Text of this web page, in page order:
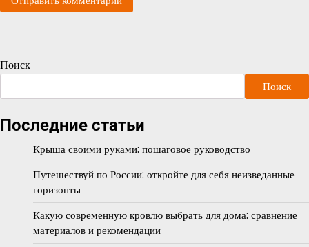
Поиск
Поиск
Последние статьи
Крыша своими руками: пошаговое руководство
Путешествуй по России: откройте для себя неизведанные
горизонты
Какую современную кровлю выбрать для дома: сравнение
материалов и рекомендации